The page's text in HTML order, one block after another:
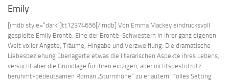
Emily
[imdb style=“dark“]tt12374656[/imdb] Von Emma Mackey eindrucksvoll
gespielte Emily Brontë. Eine der Brontë-Schwestern in ihrer ganz eigenen
Welt voller Ängste, Träume, Hingabe und Verzweiflung. Die dramatische
Liebesbeziehung überlagerte etwas die literarischen Aspekte ihres Lebens,
versucht aber die Grundlage für ihren einzigen, aber nichtsdestotrotz
berühmt-bedeutsamen Roman „Sturmhöhe“ zu erläutern. Tolles Setting